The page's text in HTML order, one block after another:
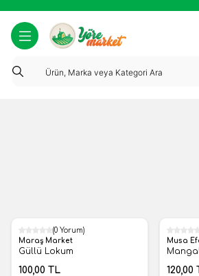
Yeni
(0 Yorum)
Maraş Market
Güllü Lokum
100,00 TL
Yeni
Musa
120,00